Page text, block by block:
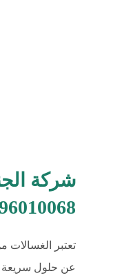
شركة
تعتبر الغسالات
عن حلول سريعة